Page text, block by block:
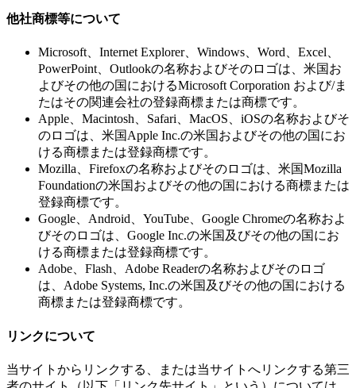
他社商標等について
Microsoft、Internet Explorer、Windows、Word、Excel、
PowerPoint、Outlookの名称およびそのロゴは、米国お
よびその他の国におけるMicrosoft Corporation および/ま
たはその関連会社の登録商標または商標です。
Apple、Macintosh、Safari、MacOS、iOSの名称およびそ
のロゴは、米国Apple Inc.の米国およびその他の国にお
ける商標または登録商標です。
Mozilla、Firefoxの名称およびそのロゴは、米国Mozilla
Foundationの米国およびその他の国における商標または
登録商標です。
Google、Android、YouTube、Google Chromeの名称およ
びそのロゴは、Google Inc.の米国及びその他の国にお
ける商標または登録商標です。
Adobe、Flash、Adobe Readerの名称およびそのロゴ
は、Adobe Systems, Inc.の米国及びその他の国における
商標または登録商標です。
リンクについて
当サイトからリンクする、または当サイトへリンクする第三